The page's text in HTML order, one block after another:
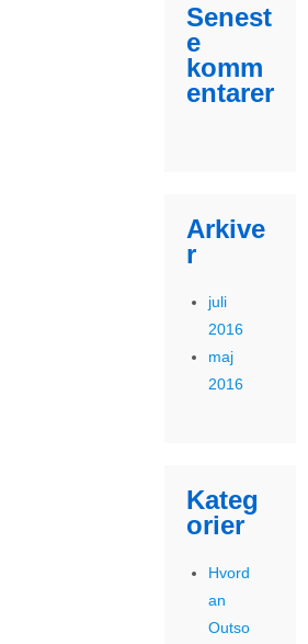
Senest
e
komm
entarer
Arkive
r
juli
2016
maj
2016
Kateg
orier
Hvord
an
Outso